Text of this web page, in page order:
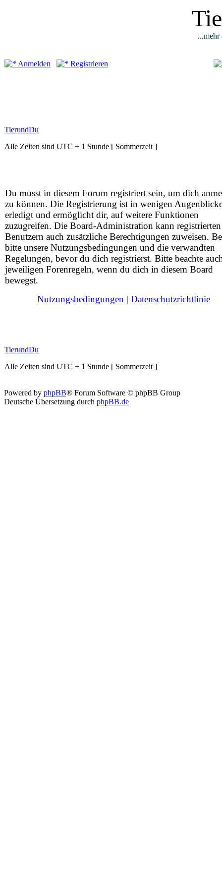
...mehr
Anmelden Registrieren
TierundDu
Alle Zeiten sind UTC + 1 Stunde [ Sommerzeit ]
Du musst in diesem Forum registriert sein, um dich
zu können. Die Registrierung ist in wenigen
erledigt und ermöglicht dir, auf weitere Funktionen
zuzugreifen. Die Board-Administration kann registrierten
Benutzern auch zusätzliche Berechtigungen zuweisen.
bitte unsere Nutzungsbedingungen und die verwandten
Regelungen, bevor du dich registrierst. Bitte beachte
jeweiligen Forenregeln, wenn du dich in diesem Board
bewegst.
Nutzungsbedingungen | Datenschutzrichtlinie
TierundDu
Alle Zeiten sind UTC + 1 Stunde [ Sommerzeit ]
Powered by phpBB® Forum Software © phpBB Group
Deutsche Übersetzung durch phpBB.de